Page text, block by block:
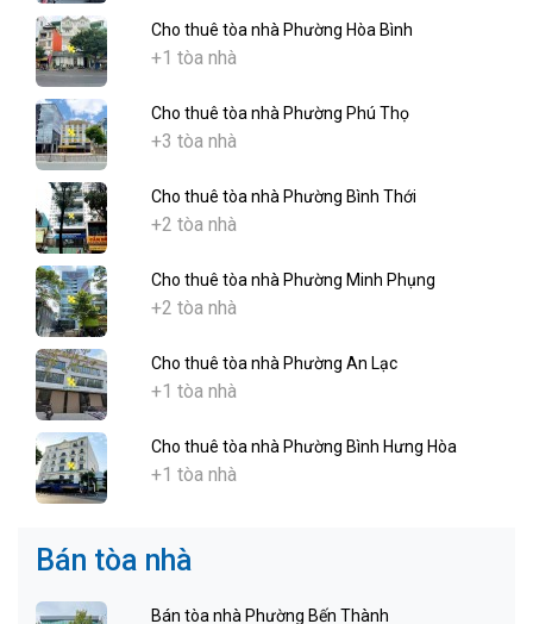
Cho thuê tòa nhà Phường Hòa Bình
+1 tòa nhà
Cho thuê tòa nhà Phường Phú Thọ
+3 tòa nhà
Cho thuê tòa nhà Phường Bình Thới
+2 tòa nhà
Cho thuê tòa nhà Phường Minh Phụng
+2 tòa nhà
Cho thuê tòa nhà Phường An Lạc
+1 tòa nhà
Cho thuê tòa nhà Phường Bình Hưng Hòa
+1 tòa nhà
Bán tòa nhà
Bán tòa nhà Phường Bến Thành